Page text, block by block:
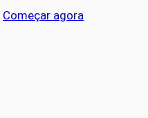
Começar agora